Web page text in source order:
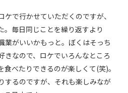
で行かせていただくのですが、
。毎日同じことを繰り返すより
業がいいかもっと。ぼくはそっち
きなので、ロケでいろんなところ
べたりできるのが楽しくて(笑)。
するのですが、それも楽しみなが